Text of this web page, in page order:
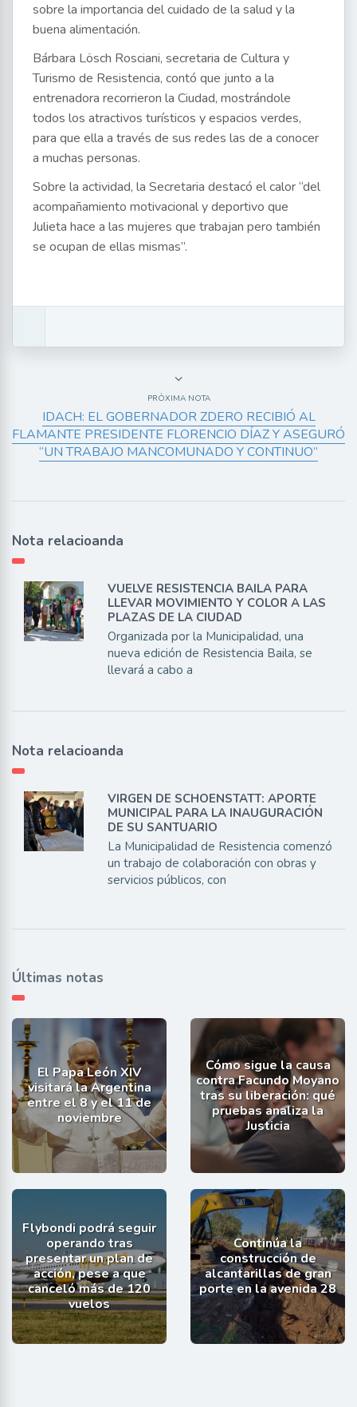
sobre la importancia del cuidado de la salud y la
buena alimentación.
Bárbara Lösch Rosciani, secretaria de Cultura y
Turismo de Resistencia, contó que junto a la
entrenadora recorrieron la Ciudad, mostrándole
todos los atractivos turísticos y espacios verdes,
para que ella a través de sus redes las de a conocer
a muchas personas.
Sobre la actividad, la Secretaria destacó el calor “del
acompañamiento motivacional y deportivo que
Julieta hace a las mujeres que trabajan pero también
se ocupan de ellas mismas”.
PRÓXIMA NOTA
IDACH: EL GOBERNADOR ZDERO RECIBIÓ AL
FLAMANTE PRESIDENTE FLORENCIO DÍAZ Y ASEGURÓ
“UN TRABAJO MANCOMUNADO Y CONTINUO”
Nota relacioanda
VUELVE RESISTENCIA BAILA PARA
LLEVAR MOVIMIENTO Y COLOR A LAS
PLAZAS DE LA CIUDAD
Organizada por la Municipalidad, una
nueva edición de Resistencia Baila, se
llevará a cabo a
Nota relacioanda
VIRGEN DE SCHOENSTATT: APORTE
MUNICIPAL PARA LA INAUGURACIÓN
DE SU SANTUARIO
La Municipalidad de Resistencia comenzó
un trabajo de colaboración con obras y
servicios públicos, con
Últimas notas
El Papa León XIV
visitará la Argentina
entre el 8 y el 11 de
noviembre
Cómo sigue la causa
contra Facundo Moyano
tras su liberación: qué
pruebas analiza la
Justicia
Flybondi podrá seguir
operando tras
presentar un plan de
acción, pese a que
canceló más de 120
vuelos
Continúa la
construcción de
alcantarillas de gran
porte en la avenida 28